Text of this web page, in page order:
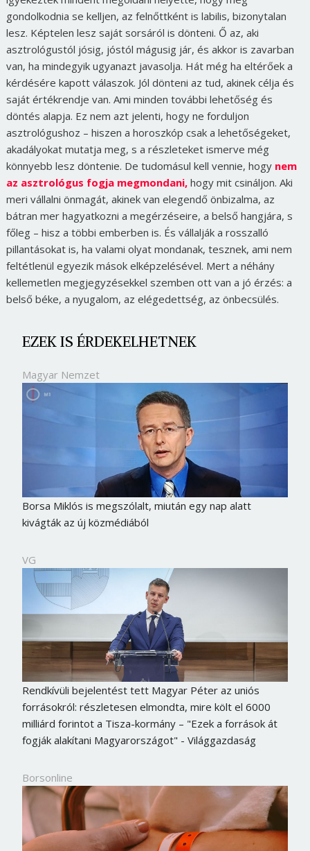
gondolkodnia se kelljen, az felnőttként is labilis, bizonytalan
lesz. Képtelen lesz saját sorsáról is dönteni. Ő az, aki
asztrológustól jósig, jóstól mágusig jár, és akkor is zavarban
van, ha mindegyik ugyanazt javasolja. Hát még ha eltérőek a
kérdésére kapott válaszok. Jól dönteni az tud, akinek célja és
saját értékrendje van. Ami minden további lehetőség és
döntés alapja. Ez nem azt jelenti, hogy ne forduljon
asztrológushoz – hiszen a horoszkóp csak a lehetőségeket,
akadályokat mutatja meg, s a részleteket ismerve még
könnyebb lesz döntenie. De tudomásul kell vennie, hogy nem
az asztrológus fogja megmondani,hogy mit csináljon. Aki
meri vállalni önmagát, akinek van elegendő önbizalma, az
bátran mer hagyatkozni a megérzéseire, a belső hangjára, s
főleg – hisz a többi emberben is. És vállalják a rosszalló
pillantásokat is, ha valami olyat mondanak, tesznek, ami nem
feltétlenül egyezik mások elképzelésével. Mert a néhány
kellemetlen megjegyzésekkel szemben ott van a jó érzés: a
belső béke, a nyugalom, az elégedettség, az önbecsülés.
EZEK IS ÉRDEKELHETNEK
Magyar Nemzet
Borsa Miklós is megszólalt, miután egy nap alatt
kivágták az új közmédiából
VG
Rendkívüli bejelentést tett Magyar Péter az uniós
forrásokról: részletesen elmondta, mire költ el 6000
milliárd forintot a Tisza-kormány – "Ezek a források át
fogják alakítani Magyarországot" - Világgazdaság
Borsonline